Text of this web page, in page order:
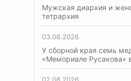
Мужская диархия и
тетрархия
03.08.2026
У сборной края семь
«Мемориале Русакова»